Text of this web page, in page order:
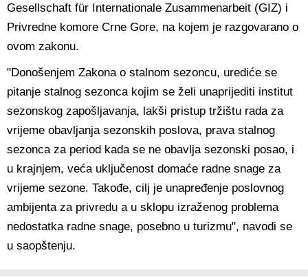
Gesellschaft für Internationale Zusammenarbeit (GIZ) i
Privredne komore Crne Gore, na kojem je razgovarano o
ovom zakonu.
"Donošenjem Zakona o stalnom sezoncu, urediće se
pitanje stalnog sezonca kojim se želi unaprijediti institut
sezonskog zapošljavanja, lakši pristup tržištu rada za
vrijeme obavljanja sezonskih poslova, prava stalnog
sezonca za period kada se ne obavlja sezonski posao, i
u krajnjem, veća uključenost domaće radne snage za
vrijeme sezone. Takođe, cilj je unapređenje poslovnog
ambijenta za privredu a u sklopu izraženog problema
nedostatka radne snage, posebno u turizmu", navodi se
u saopštenju.